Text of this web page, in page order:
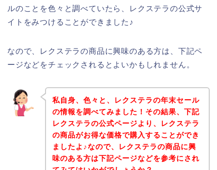
ルのことを色々と調べていたら、レクステラの公式サ
イトをみつけることができました♪
なので、レクステラの商品に興味のある方は、下記ペ
ージなどをチェックされるとよいかもしれません。
私自身、色々と、レクステラの年末セール
の情報を調べてみました！その結果、下記
レクステラの公式ページより、レクステラ
の商品がお得な価格で購入することができ
ましたよ♪なので、レクステラの商品に興
味のある方は下記ページなどを参考にされ